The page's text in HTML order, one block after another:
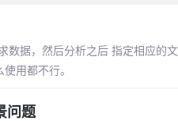
据，然后分析之后 指定相应的
用都不行。
问题